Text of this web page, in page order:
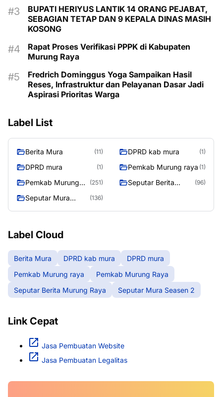
BUPATI HERIYUS LANTIK 14 ORANG PEJABAT,
SEBAGIAN TETAP DAN 9 KEPALA DINAS MASIH
KOSONG
Rapat Proses Verifikasi PPPK di Kabupaten
Murung Raya
Fredrich Dominggus Yoga Sampaikan Hasil
Reses, Infrastruktur dan Pelayanan Dasar Jadi
Aspirasi Prioritas Warga
Label List
Berita Mura (11) DPRD kab mura (1)
DPRD mura (1) Pemkab Murung raya (1)
Pemkab Murung
Raya
(251)
Seputar Berita
(96)
Seputar Mura
(136)
Label Cloud
Berita Mura DPRD kab mura
DPRD mura
Pemkab Murung raya
Pemkab Murung Raya
Seputar Berita Murung Raya
Seputar Mura Seasen 2
Link Cepat
Jasa Pembuatan Website
Jasa Pembuatan Legalitas